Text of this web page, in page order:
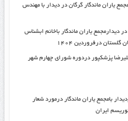
یاران ماندگار گرگان در دیدار با مهندس
دیدارمجمع یاران ماندگار باخانم ابشناس
درفروردین ۱۴۰۴
پزشکپور دردوره شورای چهارم شهر
بامجمع یاران ماندگار درمورد شعار
ایران